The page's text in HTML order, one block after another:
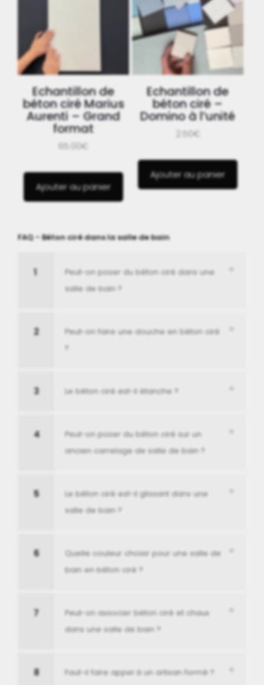
Echantillon de
béton ciré Marius
Aurenti – Grand
format
65.00€
Ajouter au panier
Echantillon de
béton ciré –
Domino à l’unité
2.50€
Ajouter au panier
FAQ - Béton ciré dans la salle de bain
1
Peut-on poser du béton ciré dans une
salle de bain ?
2
Peut-on faire une douche en béton ciré
?
3 Le béton ciré est-il étanche ?
4
Peut-on poser du béton ciré sur un
ancien carrelage de salle de bain ?
5
Le béton ciré est-il glissant dans une
salle de bain ?
6
Quelle couleur choisir pour une salle de
bain en béton ciré ?
7
Peut-on associer béton ciré et chaux
dans une salle de bain ?
8 Faut-il faire appel à un artisan formé ?